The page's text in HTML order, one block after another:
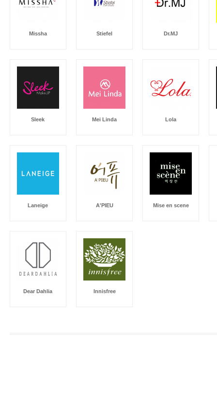
Missha Stiefel Dr.MJ
Sleek Mei Linda Lola
Laneige A'PIEU Mise en scene
Dear Dahlia Innisfree